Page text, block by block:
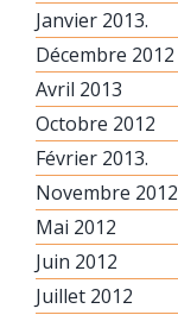
Janvier 2013.
Décembre 2012
Avril 2013
Octobre 2012
Février 2013.
Novembre 2012
Mai 2012
Juin 2012
Juillet 2012